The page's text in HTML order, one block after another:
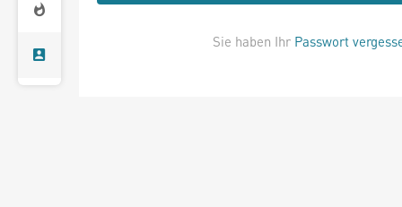
Sie haben Ihr Passwort